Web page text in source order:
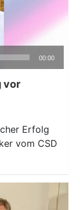
00:00
vor
Erfolg
vom CSD